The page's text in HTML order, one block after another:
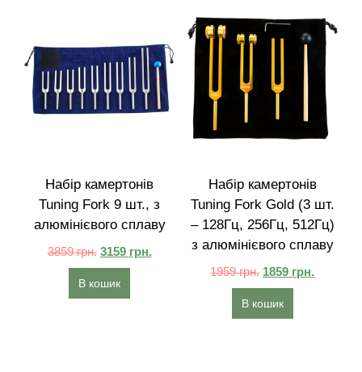
Набір камертонів
Tuning Fork 9 шт., з
алюмінієвого сплаву
3859грн. 3159 грн.
В кошик
Набір камертонів
Tuning Fork Gold (3 шт.
– 128Гц, 256Гц, 512Гц)
з алюмінієвого сплаву
1959грн. 1859 грн.
В кошик